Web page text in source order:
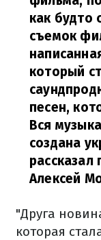
как будто
съемок
который
песен,
Вся
создана
Алексей
"Друга
которая